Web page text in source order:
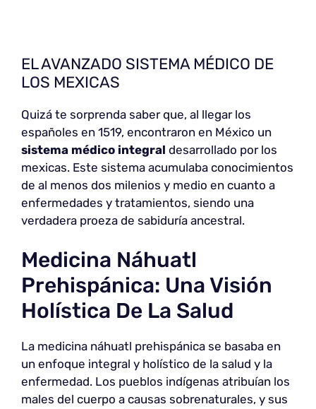
EL AVANZADO SISTEMA MÉDICO DE
LOS MEXICAS
Quizá te sorprenda saber que, al llegar los
españoles en 1519, encontraron en México un
sistema médico integral desarrollado por los
mexicas. Este sistema acumulaba conocimientos
de al menos dos milenios y medio en cuanto a
enfermedades y tratamientos, siendo una
verdadera proeza de sabiduría ancestral.
Medicina Náhuatl
Prehispánica: Una Visión
Holística De La Salud
La medicina náhuatl prehispánica se basaba en
un enfoque integral y holístico de la salud y la
enfermedad. Los pueblos indígenas atribuían los
males del cuerpo a causas sobrenaturales, y sus